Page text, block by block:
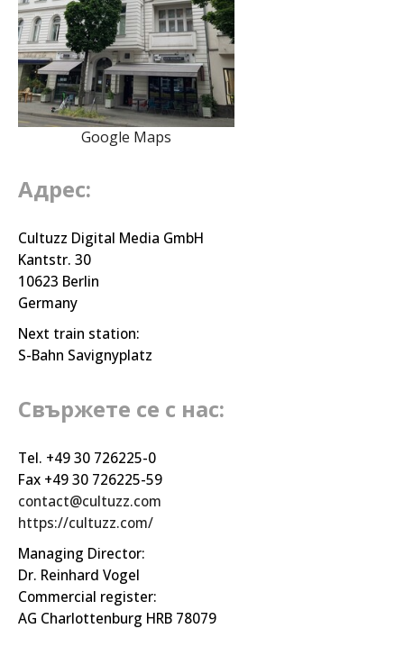
Google Maps
Адрес:
Cultuzz Digital Media GmbH
Kantstr. 30
10623 Berlin
Germany
Next train station:
S-Bahn Savignyplatz
Свържете се с нас:
Tel. +49 30 726225-0
Fax +49 30 726225-59
contact@cultuzz.com
https://cultuzz.com/
Managing Director:
Dr. Reinhard Vogel
Commercial register:
AG Charlottenburg HRB 78079